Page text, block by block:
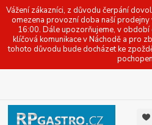
Vážení zákazníci, z důvodu čerpání
omezena provozní doba naší
16:00. Dále upozorňujeme, v
klíčová komunikace v Náchodě a pro
tohoto důvodu bude docházet ke